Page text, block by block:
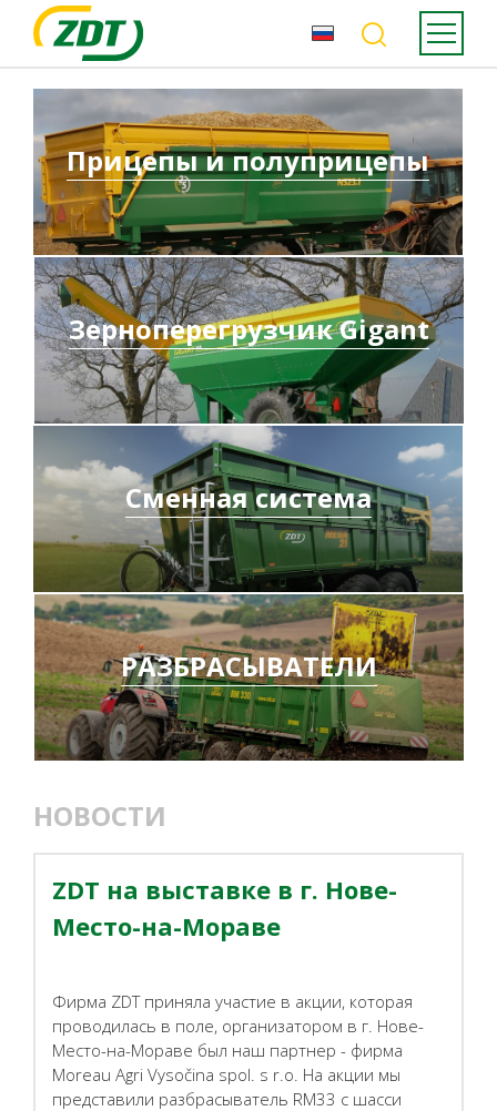
Прицепы и полуприцепы
Зерноперегрузчик Gigant
Сменная система
РАЗБРАСЫВАТЕЛИ
НОВОСТИ
ZDT на выставке в г. Нове-
Место-на-Мораве
Фирма ZDT приняла участие в акции, которая
проводилась в поле, организатором в г. Нове-
Место-на-Мораве был наш партнер - фирма
Moreau Agri Vysočina spol. s r.o. На акции мы
представили разбрасыватель RM33 с шасси